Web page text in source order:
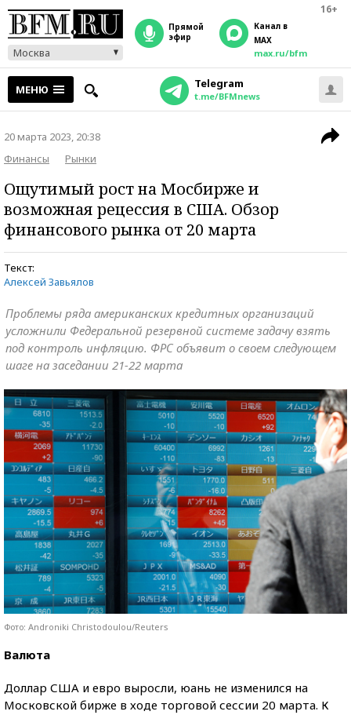
16+
Москва
прямой
эфир
Канал в
MAX
max.ru/bfm
МЕНЮ Telegram
t.me/BFMnews
20 марта 2023, 20:38
Финансы
Рынки
Ощутимый рост на Мосбирже и
возможная рецессия в США. Обзор
финансового рынка от 20 марта
Текст:
Алексей Завьялов
Проблемы ряда американских кредитных организаций
усложнили Федеральной резервной системе задачу взять
под контроль инфляцию. ФРС объявит о своем следующем
шаге на заседании 21-22 марта
Фото: Androniki Christodoulou/Reuters
Валюта
Доллар США и евро выросли, юань не изменился на
Московской бирже в ходе торговой сессии 20 марта. К